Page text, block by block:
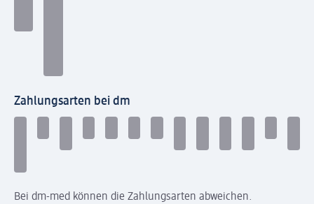
Zahlungsarten bei dm
Bei dm-med können die Zahlungsarten abweichen.